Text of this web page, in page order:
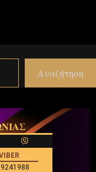
Αναζήτηση